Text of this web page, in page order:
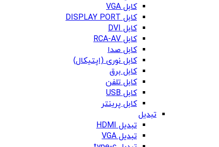
کابل VGA
کابل DISPLAY PORT
کابل DVI
کابل RCA-AV
کابل صدا
کابل نوری (اپتیکال)
کابل برق
کابل تلفن
کابل USB
کابل پرینتر
تبدیل
تبدیل HDMI
تبدیل VGA